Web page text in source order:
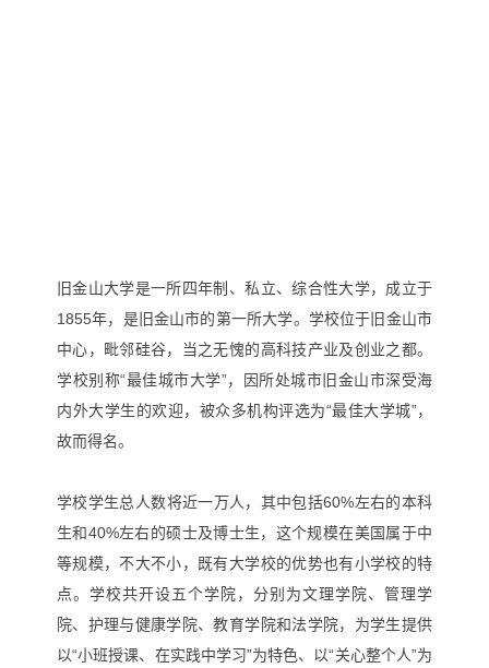
旧金山大学是一所四年制、私立、综合性大学，成立于
1855年，是旧金山市的第一所大学。学校位于旧金山市
中心，毗邻硅谷，当之无愧的高科技产业及创业之都。
学校别称“最佳城市大学”，因所处城市旧金山市深受海
内外大学生的欢迎，被众多机构评选为“最佳大学城”，
故而得名。
学校学生总人数将近一万人，其中包括60%左右的本科
生和40%左右的硕士及博士生，这个规模在美国属于中
等规模，不大不小，既有大学校的优势也有小学校的特
点。 学校共开设五个学院，分别为文理学院、管理学
院、护理与健康学院、教育学院和法学院，为学生提供
以“小班授课、在实践中学习”为特色、以“关心整个人”为